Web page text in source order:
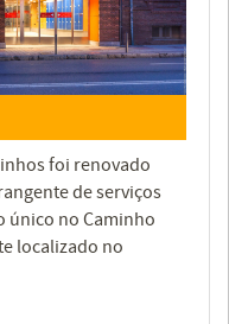
foi renovado
de serviços
único no Caminho
localizado no